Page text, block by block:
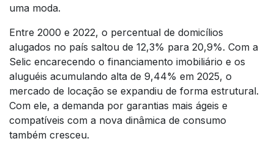
uma moda.
Entre 2000 e 2022, o percentual de domicílios
alugados no país saltou de 12,3% para 20,9%. Com a
Selic encarecendo o financiamento imobiliário e os
aluguéis acumulando alta de 9,44% em 2025, o
mercado de locação se expandiu de forma estrutural.
Com ele, a demanda por garantias mais ágeis e
compatíveis com a nova dinâmica de consumo
também cresceu.